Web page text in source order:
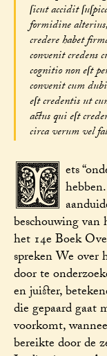
ſicut accidit
formidine
credere habet
convenit credens
cognitio non eſt
convenit cum
eſt credentis ut
actus qui eſt
circa verum vel
I ets
beschouwing
het 14e Boek
spreken We over
door te
en juister,
die gepaard gaat
voorkomt,
bereikte door de